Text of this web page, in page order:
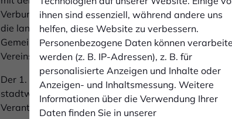
ihnen sind essenziell, während andere uns
helfen, diese Website zu verbessern.
Personenbezogene Daten können
werden (z. B. IP-Adressen), z. B. für
personalisierte Anzeigen und Inhalte oder
Anzeigen- und Inhaltsmessung. Weitere
Informationen über die Verwendung Ihrer
Daten finden Sie in unserer
Verbundenheit und die gemeinsame Überzeugung,
die langjährige Unterstützung und die
Gemeinsam wollen wir die positive Entwicklung des
Vereins erfolgreich weiterentwickeln.”
Der 1. FC Bocholt bedankt sich bei den
stadtwerker Tribüne setzen beide Partner ein
Verantwortung für die sportliche und